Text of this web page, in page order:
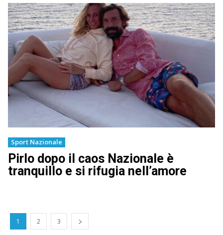
Sport Nazionale
Pirlo dopo il caos Nazionale è
tranquillo e si rifugia nell’amore
1 2 3